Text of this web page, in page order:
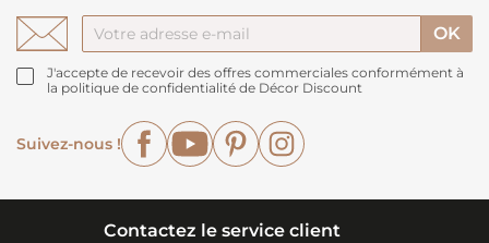
J'accepte de recevoir des offres commerciales conformément à
la politique de confidentialité de Décor Discount
Suivez-nous !
FacebookYouTubePinterest
Contactez le service client